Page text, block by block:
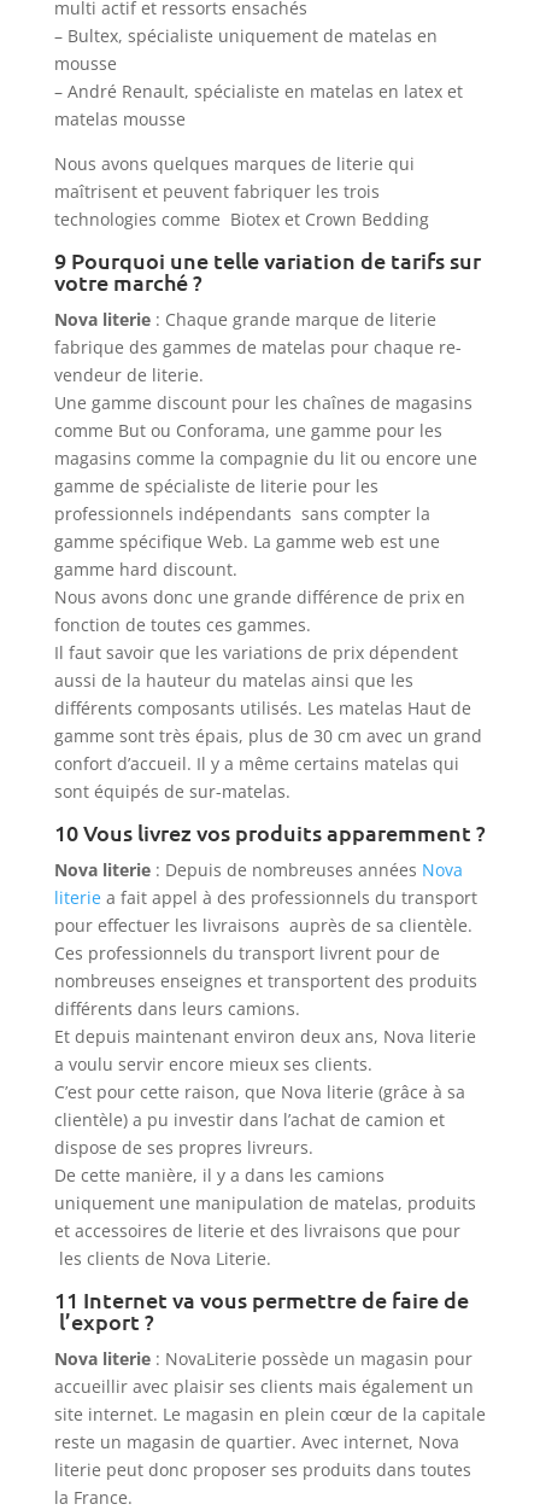
multi actif et ressorts ensachés
– Bultex, spécialiste uniquement de matelas en
mousse
– André Renault, spécialiste en matelas en latex et
matelas mousse
Nous avons quelques marques de literie qui
maîtrisent et peuvent fabriquer les trois
technologies comme Biotex et Crown Bedding
9 Pourquoi une telle variation de tarifs sur
votre marché ?
Nova literie: Chaque grande marque de literie
fabrique des gammes de matelas pour chaque re-
vendeur de literie.
Une gamme discount pour les chaînes de magasins
comme But ou Conforama, une gamme pour les
magasins comme la compagnie du lit ou encore une
gamme de spécialiste de literie pour les
professionnels indépendants sans compter la
gamme spécifique Web. La gamme web est une
gamme hard discount.
Nous avons donc une grande différence de prix en
fonction de toutes ces gammes.
Il faut savoir que les variations de prix dépendent
aussi de la hauteur du matelas ainsi que les
différents composants utilisés. Les matelas Haut de
gamme sont très épais, plus de 30 cm avec un grand
confort d’accueil. Il y a même certains matelas qui
sont équipés de sur-matelas.
10 Vous livrez vos produits apparemment ?
Nova literie: Depuis de nombreuses années Nova
literiea fait appel à des professionnels du transport
pour effectuer les livraisons auprès de sa clientèle.
Ces professionnels du transport livrent pour de
nombreuses enseignes et transportent des produits
différents dans leurs camions.
Et depuis maintenant environ deux ans, Nova literie
a voulu servir encore mieux ses clients.
C’est pour cette raison, que Nova literie (grâce à sa
clientèle) a pu investir dans l’achat de camion et
dispose de ses propres livreurs.
De cette manière, il y a dans les camions
uniquement une manipulation de matelas, produits
et accessoires de literie et des livraisons que pour
les clients de Nova Literie.
11 Internet va vous permettre de faire de
l’export ?
Nova literie: NovaLiterie possède un magasin pour
accueillir avec plaisir ses clients mais également un
site internet. Le magasin en plein cœur de la capitale
reste un magasin de quartier. Avec internet, Nova
literie peut donc proposer ses produits dans toutes
la France.